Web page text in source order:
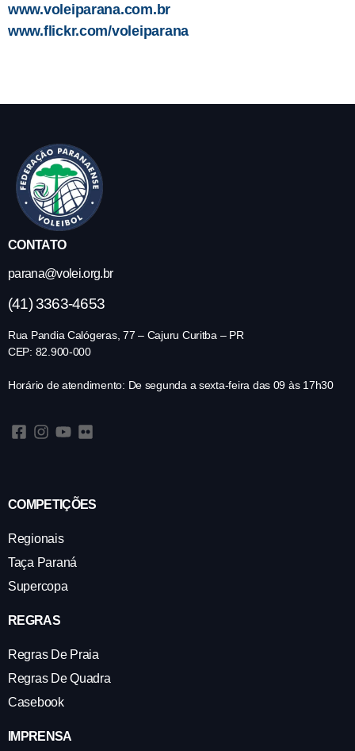
www.voleiparana.com.br
www.flickr.com/voleiparana
CONTATO
parana@volei.org.br
(41) 3363-4653
Rua Pandia Calógeras, 77 – Cajuru Curitba – PR
CEP: 82.900-000
Horário de atendimento: De segunda a sexta-feira das 09 às 17h30
COMPETIÇÕES
Regionais
Taça Paraná
Supercopa
REGRAS
Regras De Praia
Regras De Quadra
Casebook
IMPRENSA